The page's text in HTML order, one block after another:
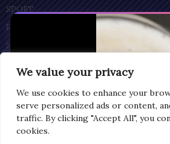
We value your privacy
We use cookies to enhance your
serve personalized ads or content,
traffic. By clicking "Accept All", you
cookies.
SPORT
POLITIQUE
SANTÉ